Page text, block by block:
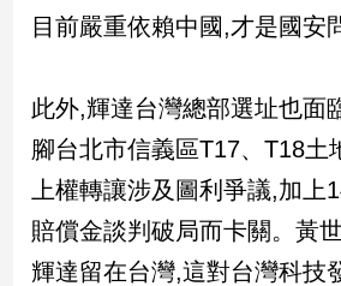
灣
點
南
台
灣
觀
點
目前嚴重依賴中國,才是國安
此外,輝達台灣總部選址也面
腳台北市信義區T17、T18土
上權轉讓涉及圖利爭議,加上
賠償金談判破局而卡關。黃
輝達留在台灣,這對台灣科技